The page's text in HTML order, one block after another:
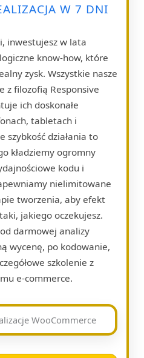
W 7 DNI
inwestujesz w lata
know-how, które
zysk. Wszystkie nasze
z filozofią Responsive
ich doskonałe
tabletach i
szybkość działania to
kładziemy ogromny
kodu i
nielimitowane
tworzenia, aby efekt
jakiego oczekujesz.
darmowej analizy
wycenę, po kodowanie,
szkolenie z
e-commerce.